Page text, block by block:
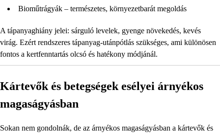
Bioműtrágyák – természetes, környezetbarát megoldás
A tápanyaghiány jelei: sárguló levelek, gyenge növekedés, kevés
virág. Ezért rendszeres tápanyag-utánpótlás szükséges, ami különösen
fontos a kertfenntartás olcsó és hatékony módjánál.
Kártevők és betegségek esélyei árnyékos
magaságyásban
Sokan nem gondolnák, de az árnyékos magaságyásban a kártevők és